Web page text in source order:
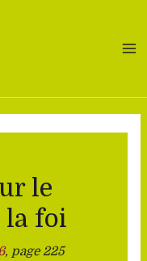
le
la foi
, page 225